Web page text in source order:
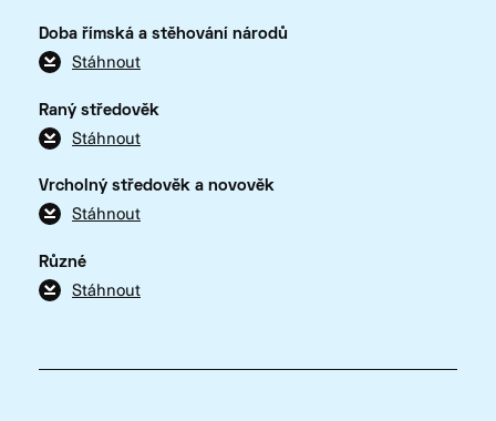
Doba římská a stěhování národů
Stáhnout
Raný středověk
Stáhnout
Vrcholný středověk a novověk
Stáhnout
Různé
Stáhnout